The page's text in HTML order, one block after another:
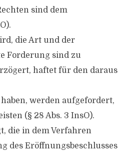
sind dem
die Art und der
Forderung sind zu
haftet für den daraus
werden aufgefordert,
(§ 28 Abs. 3 InsO).
die in dem Verfahren
des Eröffnungsbeschlusses